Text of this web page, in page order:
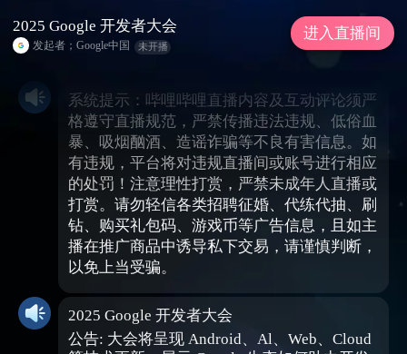
系统提示：哔哩哔哩直播内容及互动评论须严
格遵守直播规范，严禁传播违法违规、低俗血
暴、吸烟酗酒、造谣诈骗等不良有害信息。如
有违规，平台将对违规直播间或账号进行相应
的处罚！注意理性打赏，严禁未成年人直播或
打赏。请勿轻信各类招聘征婚、代练代抽、刷
钻、购买礼包码、游戏币等广告信息，且如主
播在推广商品中诱导私下交易，请谨慎判断，
以免上当受骗。
2025 Google 开发者大会
公告: 大会将呈现 Android、Al、Web、Cloud
2025 Google 开发者大会
发起者；Google中国 未开播
进入直播间